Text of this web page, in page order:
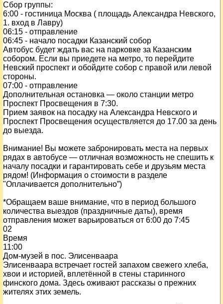
Сбор группы:
6:00 - гостиница Москва ( площадь Александра Невского,
1. вход в Лавру)
06:15 - отправление
06:45 - начало посадки Казанский собор
Автобус будет ждать вас на парковке за Казанским
собором. Если вы приедете на метро, то перейдите
Невский проспект и обойдите собор с правой или левой
стороны.
07:00 - отправление
Дополнительная остановка — около станции метро
Проспект Просвещения в 7:30.
Прием заявок на посадку на Александра Невского и
Проспект Просвещения осуществляется до 17.00 за день
до выезда.
Внимание! Вы можете забронировать места на первых
рядах в автобусе — отличная возможность не спешить к
началу посадки и гарантировать себе и друзьям места
рядом! (Информация о стоимости в разделе
"Оплачивается дополнительно”)
*Обращаем ваше внимание, что в период большого
количества выездов (праздничные даты), время
отправления может варьироваться от 6:00 до 7:45
02
Время
11:00
Дом-музей в пос. Элисенваара
Элисенваара встречает гостей запахом свежего хлеба,
хвои и историей, вплетённой в стены старинного
финского дома. Здесь оживают рассказы о прежних
жителях этих земель.